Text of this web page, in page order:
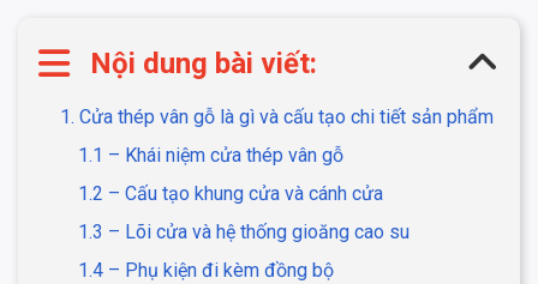
Nội dung bài viết:
1. Cửa thép vân gỗ là gì và cấu tạo chi tiết sản phẩm
1.1 – Khái niệm cửa thép vân gỗ
1.2 – Cấu tạo khung cửa và cánh cửa
1.3 – Lõi cửa và hệ thống gioăng cao su
1.4 – Phụ kiện đi kèm đồng bộ